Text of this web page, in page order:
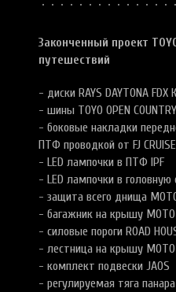
Законченный проект
путешествий
- диски RAYS DAYTONA FDX
- шины TOYO OPEN
- боковые накладки
ПТФ проводкой от FJ
- LED лампочки в ПТФ IPF
- LED лампочки в головную
- защита всего днища
- багажник на крышу MOTO
- силовые пороги ROAD
- лестница на крышу MOTO
- комплект подвески JAOS
- регулируемая тяга панара